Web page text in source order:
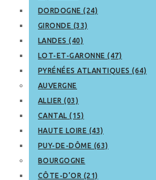
DORDOGNE (24)
GIRONDE (33)
LANDES (40)
LOT-ET-GARONNE (47)
PYRÉNÉES ATLANTIQUES (64)
AUVERGNE
ALLIER (03)
CANTAL (15)
HAUTE LOIRE (43)
PUY-DE-DÔME (63)
BOURGOGNE
CÔTE-D’OR (21)